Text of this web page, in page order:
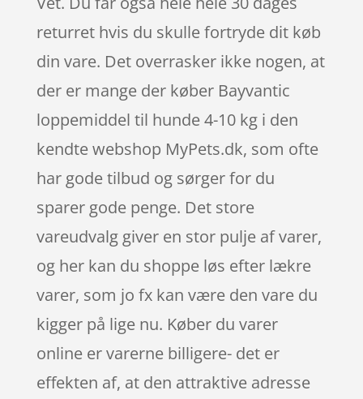
returret hvis du skulle fortryde dit køb
din vare. Det overrasker ikke nogen, at
der er mange der køber Bayvantic
loppemiddel til hunde 4-10 kg i den
kendte webshop MyPets.dk, som ofte
har gode tilbud og sørger for du
sparer gode penge. Det store
vareudvalg giver en stor pulje af varer,
og her kan du shoppe løs efter lækre
varer, som jo fx kan være den vare du
kigger på lige nu. Køber du varer
online er varerne billigere- det er
effekten af, at den attraktive adresse